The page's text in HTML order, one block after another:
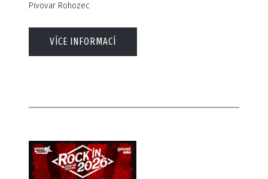
Pivovar Rohozec
VÍCE INFORMACÍ